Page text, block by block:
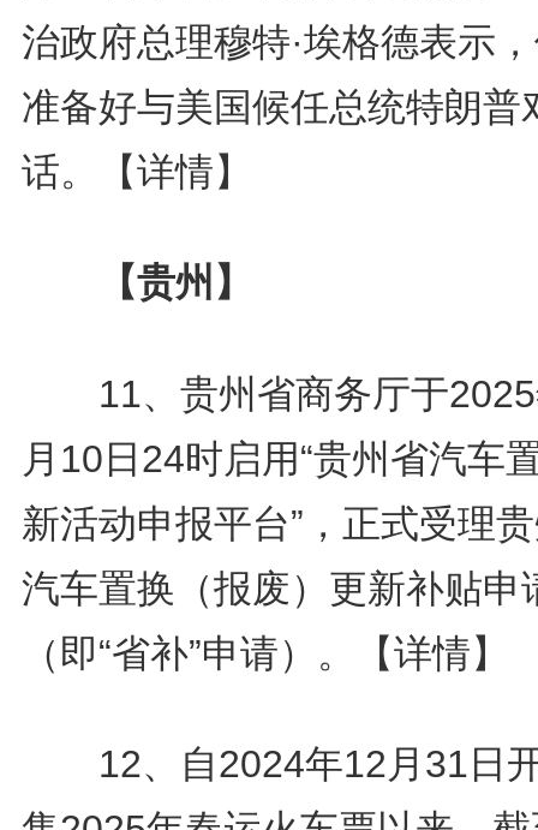
治政府总理穆特·埃格德表示
准备好与美国候任总统特朗普
话。
【详情】
【贵州】
11、贵州省商务厅于
月10日24时启用“贵州省汽车
新活动申报平台”，正式受理
汽车置换（报废）更新补贴申
（即“省补”申请）。
【详情】
12、自2024年12月31日